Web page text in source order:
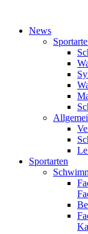
News
Sportarten